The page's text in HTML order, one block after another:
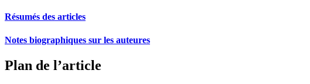
Résumés des articles
Notes biographiques sur les auteures
Plan de l’article